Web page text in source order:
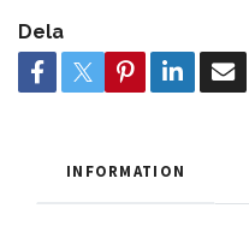
Dela
INFORMATION